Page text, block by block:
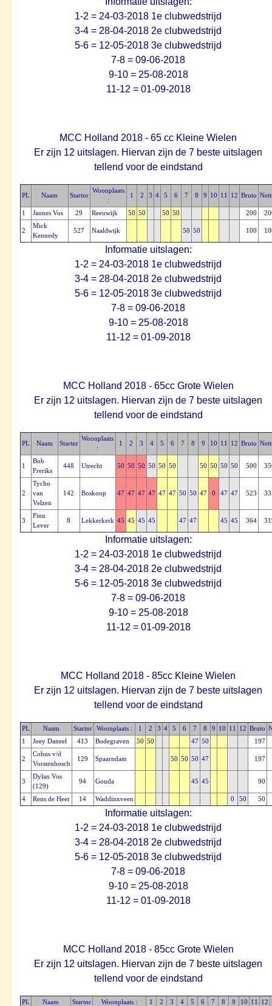
1-2 = 24-03-2018 1e clubwedstrijd
3-4 = 28-04-2018 2e clubwedstrijd
5-6 = 12-05-2018 3e clubwedstrijd
7-8 = 09-06-2018
9-10 = 25-08-2018
11-12 = 01-09-2018
MCC Holland 2018 - 65 cc Kleine Wielen
Er zijn 12 uitslagen. Hiervan zijn de 7 beste uitslagen
tellend voor de eindstand
PL Naam Startnr
Woonplaats
:
1 2 3 4 5 6 7 8 9 10 11 12 Bruto
1 Jannes Vos 29 Reeuwijk 50 50 50 50 200
2
Mick
Kennedy
527 Naaldwijk 50 50 100
Informatie uitslagen:
1-2 = 24-03-2018 1e clubwedstrijd
3-4 = 28-04-2018 2e clubwedstrijd
5-6 = 12-05-2018 3e clubwedstrijd
7-8 = 09-06-2018
9-10 = 25-08-2018
11-12 = 01-09-2018
MCC Holland 2018 - 65cc Grote Wielen
Er zijn 12 uitslagen. Hiervan zijn de 7 beste uitslagen
tellend voor de eindstand
PL Naam Startnr
Woonplaats
:
1 2 3 4 5 6 7 8 9 10 11 12 Bruto
1
Bob
Freriks
448 Utrecht 50 50 50 50 50 50 50 50 50 50 500
2
Tycho
van
Velzen
142 Boskoop 47 47 47 47 47 47 50 50 47 0 47 47 523
3
Finn
Lever
8 Lekkerkerk 45 45 45 45 47 47 45 45 364
Informatie uitslagen:
1-2 = 24-03-2018 1e clubwedstrijd
3-4 = 28-04-2018 2e clubwedstrijd
5-6 = 12-05-2018 3e clubwedstrijd
7-8 = 09-06-2018
9-10 = 25-08-2018
11-12 = 01-09-2018
MCC Holland 2018 - 85cc Kleine Wielen
Er zijn 12 uitslagen. Hiervan zijn de 7 beste uitslagen
tellend voor de eindstand
PL Naam Startnr Woonplaats : 1 2 3 4 5 6 7 8 9 10 11 12 Bruto
1
Joey Daneel 413 Bodegraven 50 50 47 50 197
2
Cobus v/d
Vorstenbosch
129 Spaarndam 50 50 50 47 197
3
Dylan Vos
(129)
94 Gouda 45 45 90
4 Rens de Heer 14 Waddinxveen 0 50 50
Informatie uitslagen:
1-2 = 24-03-2018 1e clubwedstrijd
3-4 = 28-04-2018 2e clubwedstrijd
5-6 = 12-05-2018 3e clubwedstrijd
7-8 = 09-06-2018
9-10 = 25-08-2018
11-12 = 01-09-2018
MCC Holland 2018 - 85cc Grote Wielen
Er zijn 12 uitslagen. Hiervan zijn de 7 beste uitslagen
tellend voor de eindstand
PL Naam Startnr Woonplaats : 1 2 3 4 5 6 7 8 9 10 11 12